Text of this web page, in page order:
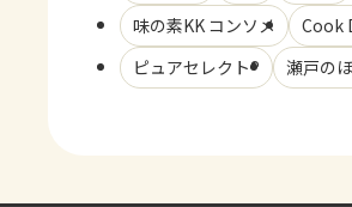
味の素KK コンソメ
Cook
ピュアセレクト®
瀬戸の